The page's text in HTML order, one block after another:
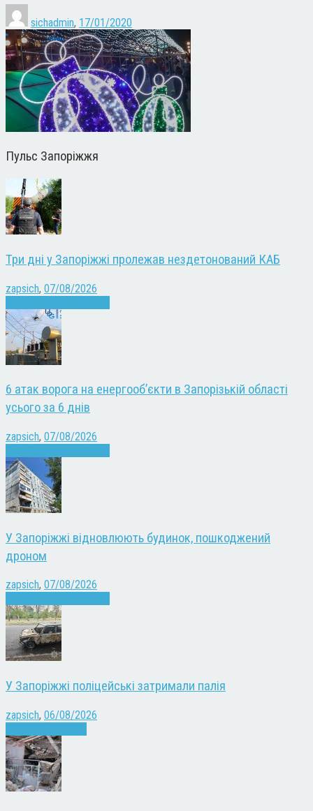
sichadmin, 17/01/2020
Пульс Запоріжжя
Три дні у Запоріжжі пролежав нездетонований КАБ
zapsich, 07/08/2026
6 атак ворога на енергооб’єкти в Запорізькій області
усього за 6 днів
zapsich, 07/08/2026
У Запоріжжі відновлюють будинок, пошкоджений
дроном
zapsich, 07/08/2026
У Запоріжжі поліцейські затримали палія
zapsich, 06/08/2026